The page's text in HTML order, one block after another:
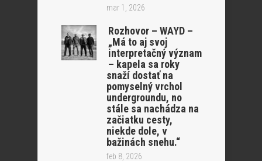
mar 1, 2026
Rozhovor – WAYD –
„Má to aj svoj
interpretačný význam
– kapela sa roky
snaží dostať na
pomyselný vrchol
undergroundu, no
stále sa nachádza na
začiatku cesty,
niekde dole, v
bažinách snehu.“
feb 8, 2026